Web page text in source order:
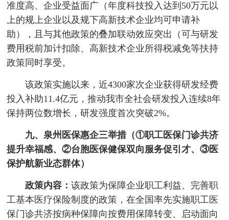
准度高、企业受益面广（年度科技投入达到50万元以
上的规上企业以及规下高新技术企业均可申请补
助），且与其他政策的叠加联动效应突出（可与研发
费用税前加计扣除、高新技术企业所得税减免等扶持
政策同时享受。
该政策实施以来，近4300家次企业获得研发经费
投入补助11.4亿元，推动我市全社会研发投入连续8年
保持两位数增长，研发强度首次突破2%。
九、泉州医保惠企三举措（①职工医保门诊共济
提升幸福感、②台胞医保健保双向服务促引才、③医
保护航新业态群体）
政策内容： 该政策为保障企业职工利益、完善职
工基本医疗保险制度的政策，在全国率先实施职工医
保门诊共济按病种保障向按费用保障转变、启动面向